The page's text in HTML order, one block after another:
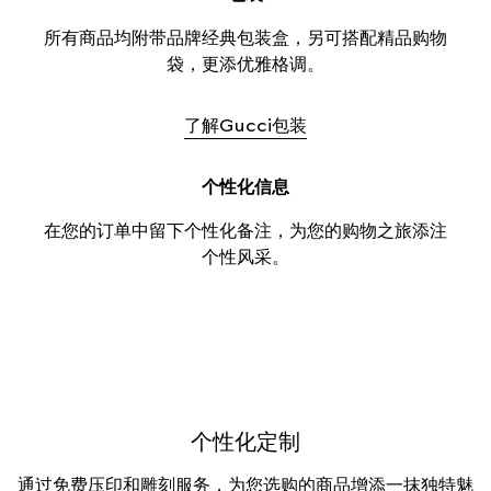
所有商品均附带品牌经典包装盒，另可搭配精品购物
袋，更添优雅格调。
了解Gucci包装
个性化信息
在您的订单中留下个性化备注，为您的购物之旅添注
个性风采。
个性化定制
通过免费压印和雕刻服务，为您选购的商品增添一抹独特魅